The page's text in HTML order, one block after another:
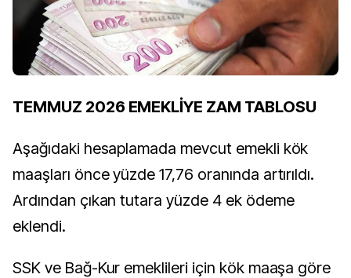
TEMMUZ 2026 EMEKLİYE ZAM TABLOSU
Aşağıdaki hesaplamada mevcut emekli kök
maaşları önce yüzde 17,76 oranında artırıldı.
Ardından çıkan tutara yüzde 4 ek ödeme
eklendi.
SSK ve Bağ-Kur emeklileri için kök maaşa göre